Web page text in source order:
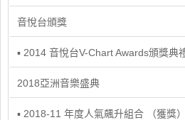
音悅台頒獎
▪ 2014 音悅台V-Chart Awards頒獎
2018亞洲音樂盛典
▪ 2018-11 年度人氣飆升組合 （獲獎）